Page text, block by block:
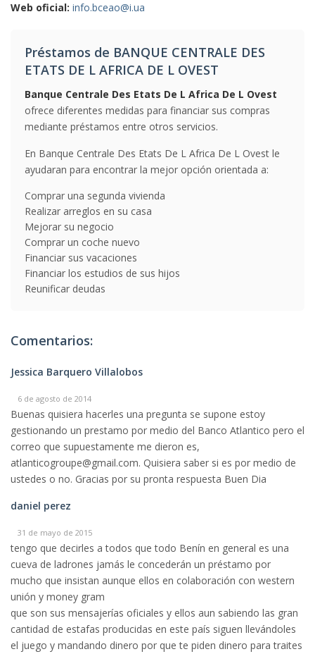
Web oficial: info.bceao@i.ua
Préstamos de BANQUE CENTRALE DES
ETATS DE L AFRICA DE L OVEST
Banque Centrale Des Etats De L Africa De L Ovest
ofrece diferentes medidas para financiar sus compras
mediante préstamos entre otros servicios.
En Banque Centrale Des Etats De L Africa De L Ovest le
ayudaran para encontrar la mejor opción orientada a:
Comprar una segunda vivienda
Realizar arreglos en su casa
Mejorar su negocio
Comprar un coche nuevo
Financiar sus vacaciones
Financiar los estudios de sus hijos
Reunificar deudas
Comentarios:
Jessica Barquero Villalobos
6 de agosto de 2014
Buenas quisiera hacerles una pregunta se supone estoy
gestionando un prestamo por medio del Banco Atlantico pero el
correo que supuestamente me dieron es,
atlanticogroupe@gmail.com. Quisiera saber si es por medio de
ustedes o no. Gracias por su pronta respuesta Buen Dia
daniel perez
31 de mayo de 2015
tengo que decirles a todos que todo Benín en general es una
cueva de ladrones jamás le concederán un préstamo por
mucho que insistan aunque ellos en colaboración con western
unión y money gram
que son sus mensajerías oficiales y ellos aun sabiendo las gran
cantidad de estafas producidas en este país siguen llevándoles
el juego y mandando dinero por que te piden dinero para traites